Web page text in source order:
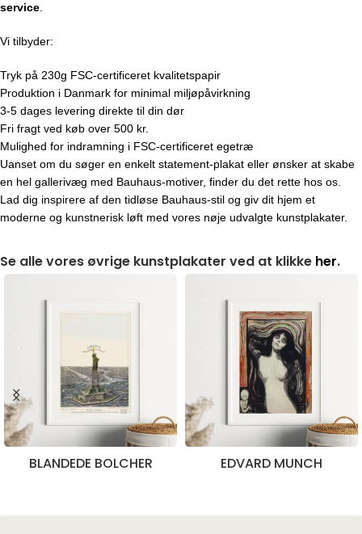
service
Vi tilbyder:
Tryk på 230g FSC-certificeret kvalitetspapir
Produktion i Danmark for minimal miljøpåvirkning
3-5 dages levering direkte til din dør
Fri fragt ved køb over 500 kr.
Mulighed for indramning i FSC-certificeret egetræ
Uanset om du søger en enkelt statement-plakat eller ønsker at skabe
en hel gallerivæg med Bauhaus-motiver, finder du det rette hos os.
Lad dig inspirere af den tidløse Bauhaus-stil og giv dit hjem et
moderne og kunstnerisk løft med vores nøje udvalgte kunstplakater.
Se alle vores øvrige kunstplakater ved at klikke her.
BLANDEDE BOLCHER EDVARD MUNCH